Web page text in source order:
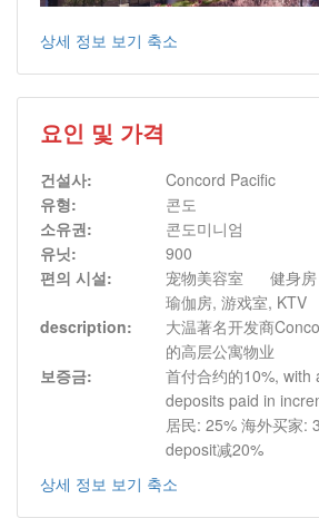
상세 정보 보기 축소
요인 및 가격
건설사:
Concord Pacific
유형:
콘도
소유권:
콘도미니엄
유닛:
900
편의 시설:
宠物美容室
健身房
瑜伽房, 游戏室, KTV
description:
大温著名开发商
的高层公寓物业
보증금:
首付合约的10%, with
deposits paid in
居民: 25% 海外买家:
deposit减20%
상세 정보 보기 축소